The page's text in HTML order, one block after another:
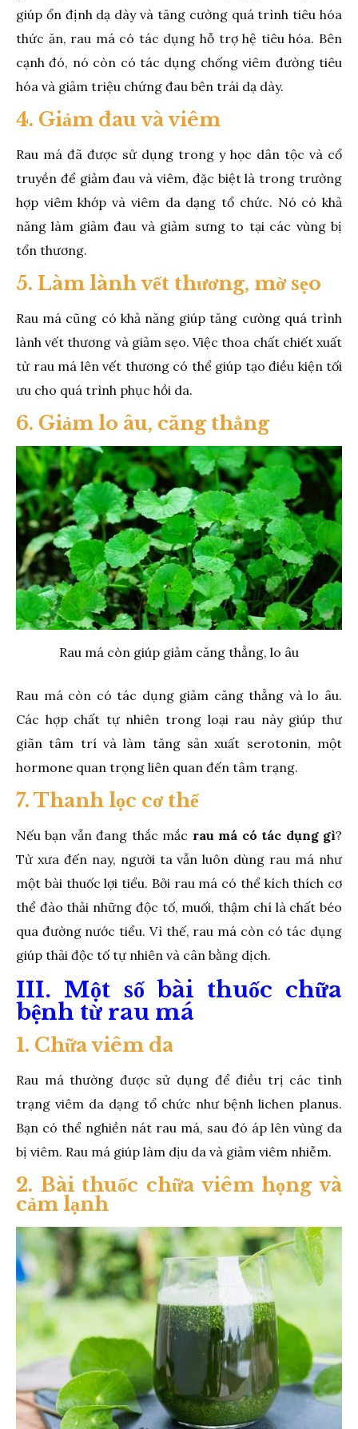
giúp ổn định dạ dày và tăng cường quá trình tiêu hóa
thức ăn, rau má có tác dụng hỗ trợ hệ tiêu hóa. Bên
cạnh đó, nó còn có tác dụng chống viêm đường tiêu
hóa và giảm triệu chứng đau bên trái dạ dày.
4. Giảm đau và viêm
Rau má đã được sử dụng trong y học dân tộc và cổ
truyền để giảm đau và viêm, đặc biệt là trong trường
hợp viêm khớp và viêm da dạng tổ chức. Nó có khả
năng làm giảm đau và giảm sưng to tại các vùng bị
tổn thương.
5. Làm lành vết thương, mờ sẹo
Rau má cũng có khả năng giúp tăng cường quá trình
lành vết thương và giảm sẹo. Việc thoa chất chiết xuất
từ rau má lên vết thương có thể giúp tạo điều kiện tối
ưu cho quá trình phục hồi da.
6. Giảm lo âu, căng thẳng
Rau má còn giúp giảm căng thẳng, lo âu
Rau má còn có tác dụng giảm căng thẳng và lo âu.
Các hợp chất tự nhiên trong loại rau này giúp thư
giãn tâm trí và làm tăng sản xuất serotonin, một
hormone quan trọng liên quan đến tâm trạng.
7. Thanh lọc cơ thể
Nếu bạn vẫn đang thắc mắc rau má có tác dụng gì?
Từ xưa đến nay, người ta vẫn luôn dùng rau má như
một bài thuốc lợi tiểu. Bởi rau má có thể kích thích cơ
thể đào thải những độc tố, muối, thậm chí là chất béo
qua đường nước tiểu. Vì thế, rau má còn có tác dụng
giúp thải độc tố tự nhiên và cân bằng dịch.
III. Một số bài thuốc chữa
bệnh từ rau má
1. Chữa viêm da
Rau má thường được sử dụng để điều trị các tình
trạng viêm da dạng tổ chức như bệnh lichen planus.
Bạn có thể nghiền nát rau má, sau đó áp lên vùng da
bị viêm. Rau má giúp làm dịu da và giảm viêm nhiễm.
2. Bài thuốc chữa viêm họng và
cảm lạnh